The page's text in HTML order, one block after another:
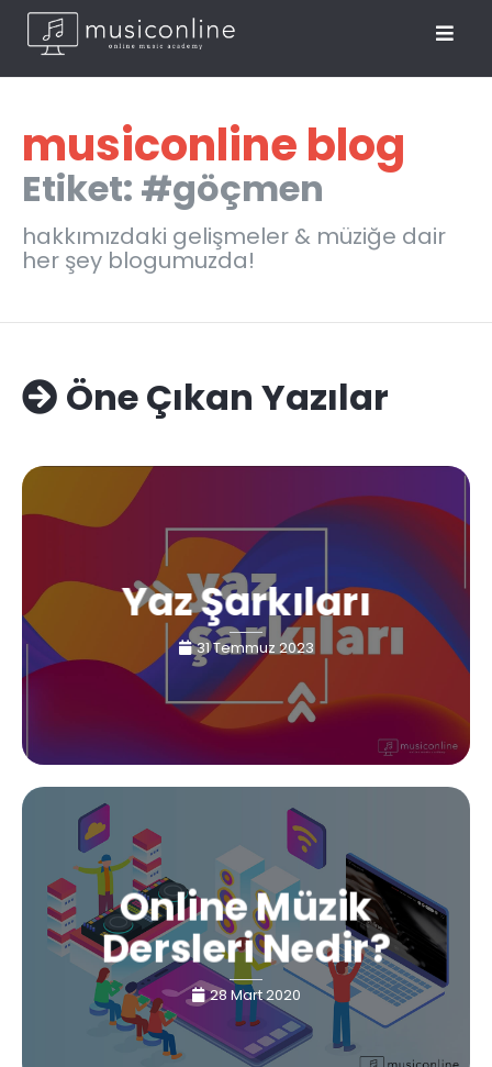
musiconline blog
Etiket: #göçmen
hakkımızdaki gelişmeler & müziğe dair
her şey blogumuzda!
Öne Çıkan Yazılar
Yaz Şarkıları
31 Temmuz 2023
Online Müzik
Dersleri Nedir?
28 Mart 2020